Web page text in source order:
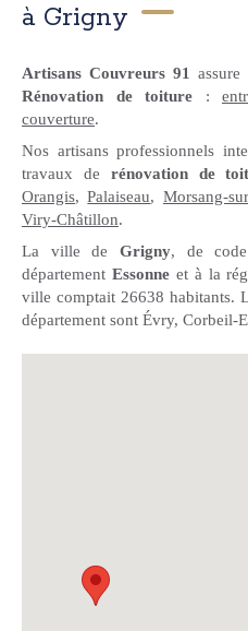
à Grigny
Artisans Couvreurs 91
Rénovation de toiture :
couverture.
Nos artisans professionnels
travaux de rénovation de
Orangis,Palaiseau, Morsang-
Viry-Châtillon.
La ville de Grigny, de
département Essonneet à la
ville comptait 26638 habitants.
département sont Évry, Corbeil-